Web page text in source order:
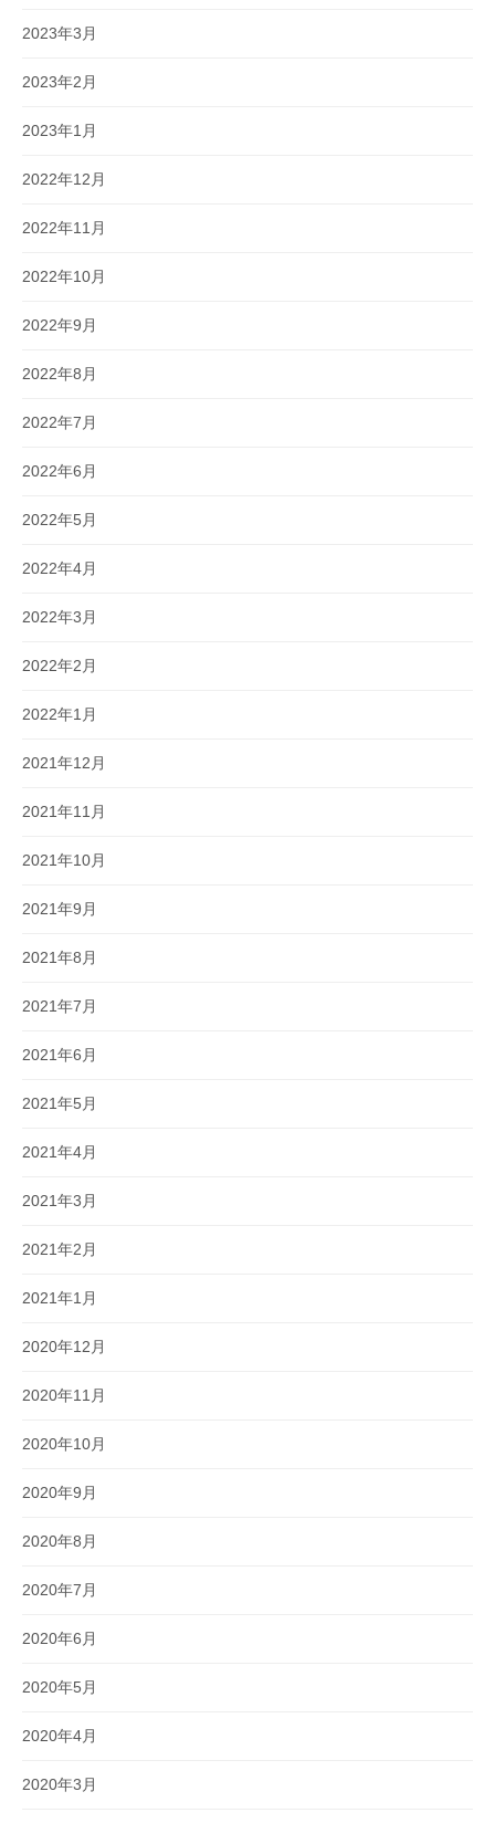
2023年3月
2023年2月
2023年1月
2022年12月
2022年11月
2022年10月
2022年9月
2022年8月
2022年7月
2022年6月
2022年5月
2022年4月
2022年3月
2022年2月
2022年1月
2021年12月
2021年11月
2021年10月
2021年9月
2021年8月
2021年7月
2021年6月
2021年5月
2021年4月
2021年3月
2021年2月
2021年1月
2020年12月
2020年11月
2020年10月
2020年9月
2020年8月
2020年7月
2020年6月
2020年5月
2020年4月
2020年3月